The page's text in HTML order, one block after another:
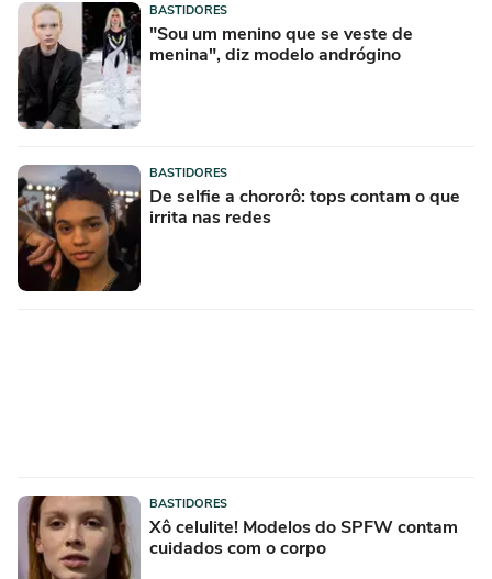
BASTIDORES
"Sou um menino que se veste de
menina", diz modelo andrógino
BASTIDORES
De selfie a chororô: tops contam o que
irrita nas redes
BASTIDORES
Xô celulite! Modelos do SPFW contam
cuidados com o corpo